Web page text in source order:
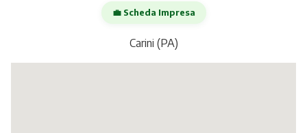
💼 Scheda Impresa
Carini (PA)